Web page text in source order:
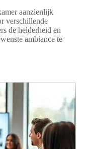
aanzienlijk
verschillende
de helderheid en
ambiance te